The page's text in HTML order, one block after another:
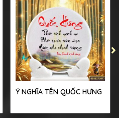
Ý NGHĨA TÊN QUỐC HƯNG